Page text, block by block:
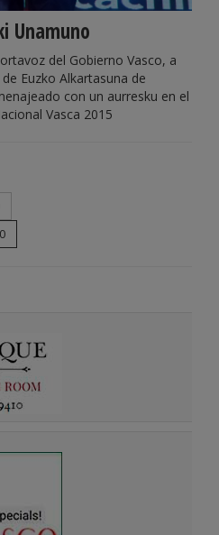
Unamuno
del Gobierno Vasco, a
Euzko Alkartasuna de
con un aurresku en el
Vasca 2015
0